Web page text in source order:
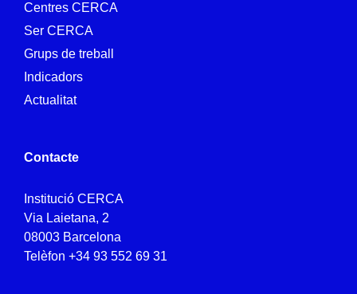
Centres CERCA
Ser CERCA
Grups de treball
Indicadors
Actualitat
Contacte
Institució CERCA
Via Laietana, 2
08003 Barcelona
Telèfon +34 93 552 69 31